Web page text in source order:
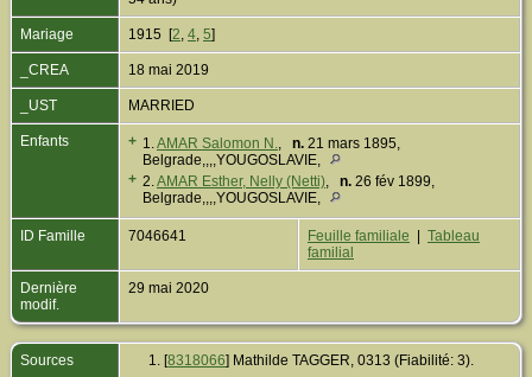
Mariage 1915 [2, 4, 5]
_CREA 18 mai 2019
_UST MARRIED
Enfants + 1.AMAR Salomon N., n. 21 mars 1895,
Belgrade,,,,YOUGOSLAVIE,
+ 2.AMAR Esther, Nelly (Netti), n. 26 fév 1899,
Belgrade,,,,YOUGOSLAVIE,
ID Famille 7046641 Feuille familiale
Tableau
familial
Dernière
modif.
29 mai 2020
Sources [8318066] Mathilde TAGGER, 0313 (Fiabilité: 3).